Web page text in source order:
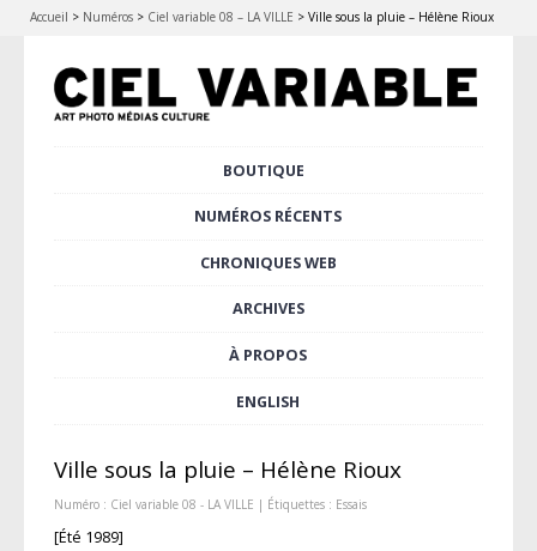
Accueil > Numéros > Ciel variable 08 – LA VILLE > Ville sous la pluie – Hélène Rioux
BOUTIQUE
NUMÉROS RÉCENTS
CHRONIQUES WEB
ARCHIVES
À PROPOS
ENGLISH
Ville sous la pluie – Hélène Rioux
Numéro : Ciel variable 08 - LA VILLE | Étiquettes : Essais
[Été 1989]